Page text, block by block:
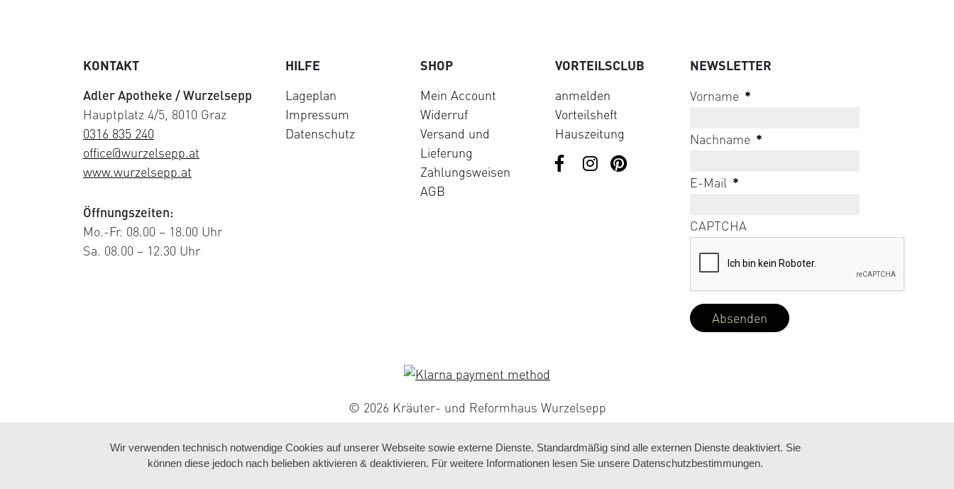
KONTAKT
Adler Apotheke / Wurzelsepp
Hauptplatz 4/5, 8010 Graz
0316 835 240
office@wurzelsepp.at
www.wurzelsepp.at
Öffnungszeiten:
Mo.-Fr. 08.00 – 18.00 Uhr
Sa. 08.00 – 12.30 Uhr
HILFE
Lageplan
Impressum
Datenschutz
SHOP
Mein Account
Widerruf
Versand und
Lieferung
Zahlungsweisen
AGB
VORTEILSCLUB
anmelden
Vorteilsheft
Hauszeitung
NEWSLETTER
Vorname *
Nachname *
E-Mail *
CAPTCHA
© 2026 Kräuter- und Reformhaus Wurzelsepp
Wir verwenden technisch notwendige Cookies auf unserer Webseite sowie externe Dienste. Standardmäßig sind alle externen Dienste deaktiviert. Sie
können diese jedoch nach belieben aktivieren & deaktivieren. Für weitere Informationen lesen Sie unsere Datenschutzbestimmungen.